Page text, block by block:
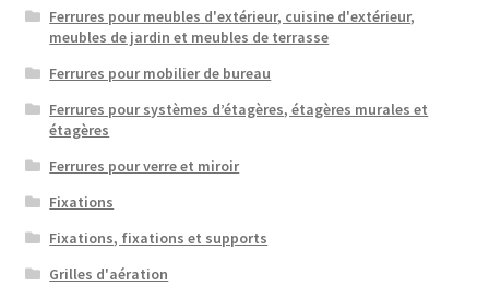
Ferrures pour meubles d'extérieur, cuisine d'extérieur,
meubles de jardin et meubles de terrasse
Ferrures pour mobilier de bureau
Ferrures pour systèmes d’étagères, étagères murales et
étagères
Ferrures pour verre et miroir
Fixations
Fixations, fixations et supports
Grilles d'aération